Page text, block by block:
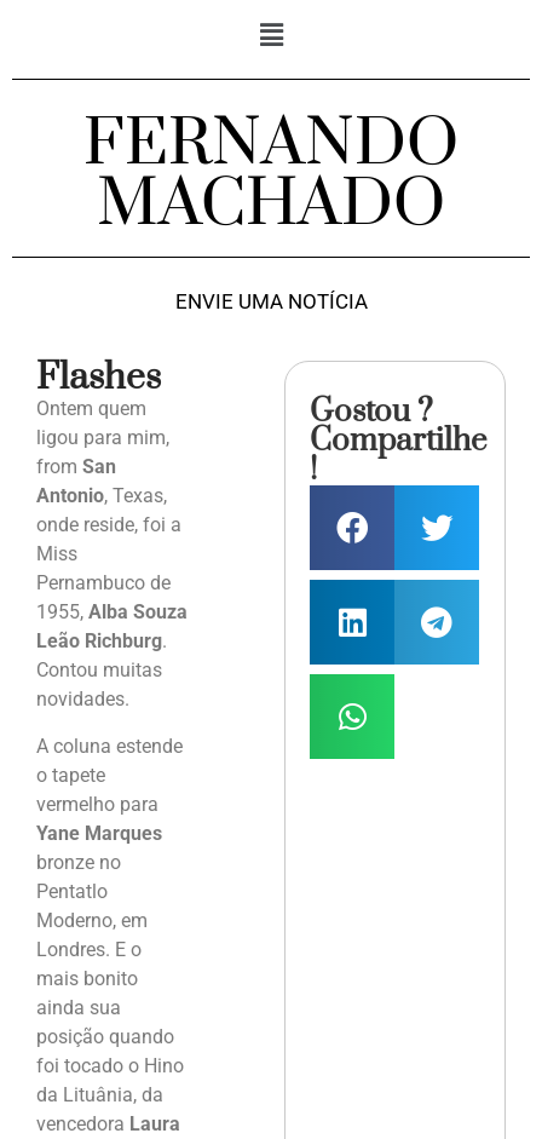
FERNANDO
MACHADO
ENVIE UMA NOTÍCIA
Flashes
Ontem quem
ligou para mim,
from San
Antonio, Texas,
onde reside, foi a
Miss
Pernambuco de
1955, Alba Souza
Leão Richburg.
Contou muitas
novidades.
A coluna estende
o tapete
vermelho para
Yane Marques
bronze no
Pentatlo
Moderno, em
Londres. E o
mais bonito
ainda sua
posição quando
foi tocado o Hino
da Lituânia, da
vencedora Laura
Gostou ?
Compartilhe
!